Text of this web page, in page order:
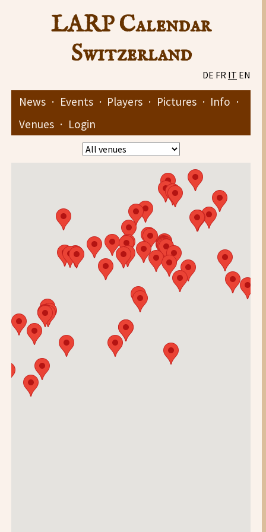
LARP Calendar
Switzerland
DE FR IT EN
News · Events · Players · Pictures · Info ·
Venues · Login